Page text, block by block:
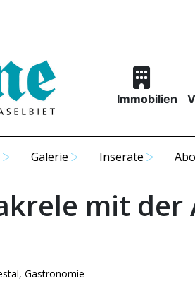
Immobilien
Galerie Inserate Abo
mit der
, Gastronomie